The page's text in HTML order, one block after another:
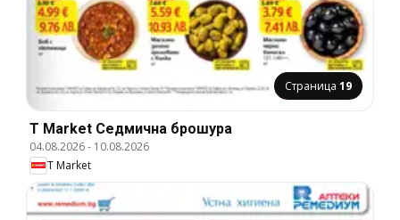
Страница 19
T Market Cедмична брошура
04.08.2026- 10.08.2026
T Market